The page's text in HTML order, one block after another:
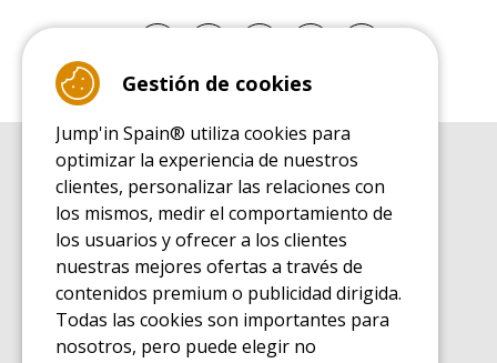
GUÍA DE COMPRA
Guía de compra para las camas elásticas de ocio
GUÍA DE INSTALACIÓN
Guía de montaje para la cama elástica de ocio
GUÍA DE MANTENIMIENTO
Guía de mantenimiento de las camas elásticas de ocio
GUÍA DE INICIO
Guía de descubrimiento de las camas elásticas de ocio
Gestión de cookies
Jump'in Spain® utiliza cookies para
optimizar la experiencia de nuestros
clientes, personalizar las relaciones con
los mismos, medir el comportamiento de
los usuarios y ofrecer a los clientes
nuestras mejores ofertas a través de
contenidos premium o publicidad dirigida.
Todas las cookies son importantes para
nosotros, pero puede elegir no